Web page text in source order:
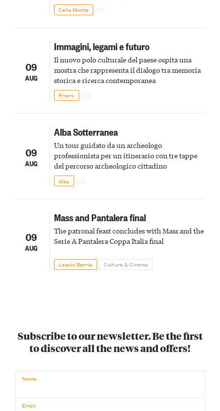
Cella Monte
09
AUG
Immagini, legami e futuro
Il nuovo polo culturale del paese ospita una
mostra che rappresenta il dialogo tra memoria
storica e ricerca contemporanea
Priero
09
AUG
Alba Sotterranea
Un tour guidato da un archeologo
professionista per un itinerario con tre tappe
del percorso archeologico cittadino
Alba
09
AUG
Mass and Pantalera final
The patronal feast concludes with Mass and the
Serie A Pantalera Coppa Italia final
Lequio Berria Culture & Cinema
Subscribe to our newsletter. Be the first
to discover all the news and offers!
Name
Email